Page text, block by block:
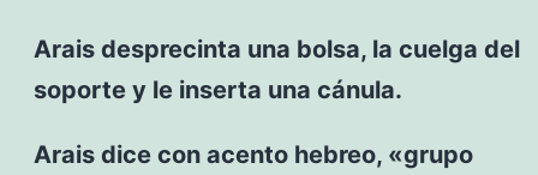
Arais desprecinta una bolsa, la cuelga del
soporte y le inserta una cánula.
Arais dice con acento hebreo, «grupo